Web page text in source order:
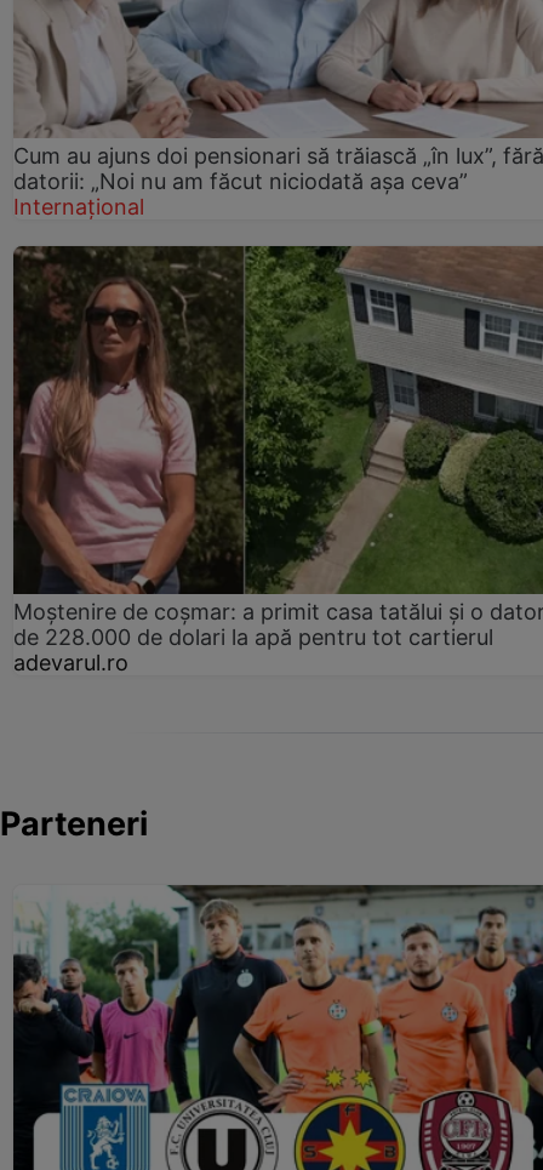
Cum au ajuns doi pensionari să trăiască „în lux”, fără
datorii: „Noi nu am făcut niciodată așa ceva”
Internațional
Moștenire de coșmar: a primit casa tatălui și o
de 228.000 de dolari la apă pentru tot cartierul
adevarul.ro
Parteneri